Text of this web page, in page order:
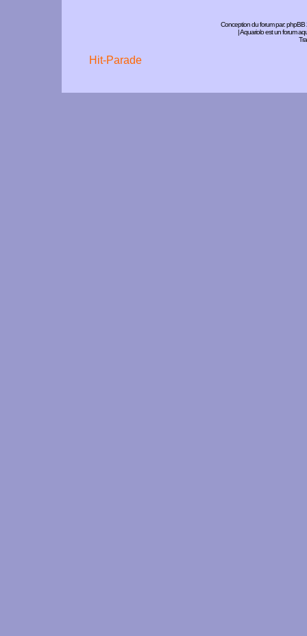
Conception du forum par:phpBB
| Aquariolo est un forum